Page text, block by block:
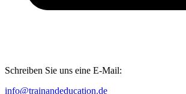
Schreiben Sie uns eine E-Mail:
info@trainandeducation.de